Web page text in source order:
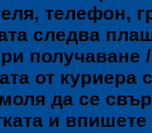
телефон,
следва
от куриера
да се
и